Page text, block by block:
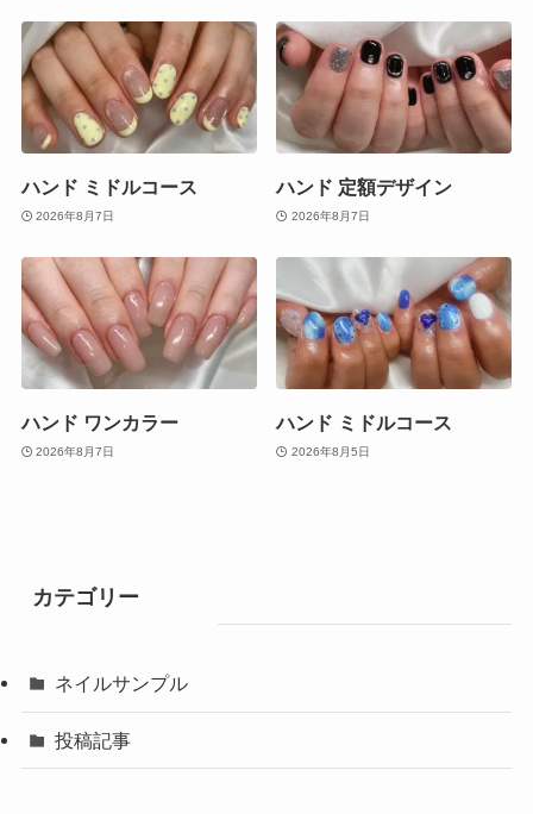
ハンド ミドルコース
2026年8月7日
ハンド 定額デザイン
2026年8月7日
ハンド ワンカラー
2026年8月7日
ハンド ミドルコース
2026年8月5日
カテゴリー
ネイルサンプル
投稿記事